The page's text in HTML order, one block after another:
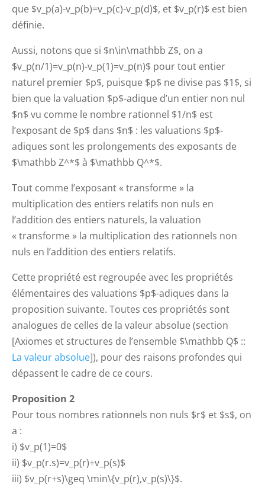
que $v_p(a)-v_p(b)=v_p(c)-v_p(d)$, et $v_p(r)$ est bien
définie.
Aussi, notons que si $n\in\mathbb Z$, on a
$v_p(n/1)=v_p(n)-v_p(1)=v_p(n)$ pour tout entier
naturel premier $p$, puisque $p$ ne divise pas $1$, si
bien que la valuation $p$-adique d’un entier non nul
$n$ vu comme le nombre rationnel $1/n$ est
l’exposant de $p$ dans $n$ : les valuations $p$-
adiques sont les prolongements des exposants de
$\mathbb Z^*$ à $\mathbb Q^*$.
Tout comme l’exposant « transforme » la
multiplication des entiers relatifs non nuls en
l’addition des entiers naturels, la valuation
« transforme » la multiplication des rationnels non
nuls en l’addition des entiers relatifs.
Cette propriété est regroupée avec les propriétés
élémentaires des valuations $p$-adiques dans la
proposition suivante. Toutes ces propriétés sont
analogues de celles de la valeur absolue (section
[Axiomes et structures de l’ensemble $\mathbb Q$ ::
La valeur absolue]), pour des raisons profondes qui
dépassent le cadre de ce cours.
Proposition 2
Pour tous nombres rationnels non nuls $r$ et $s$, on
a :
i) $v_p(1)=0$
ii) $v_p(r.s)=v_p(r)+v_p(s)$
iii) $v_p(r+s)\geq \min\{v_p(r),v_p(s)\}$.